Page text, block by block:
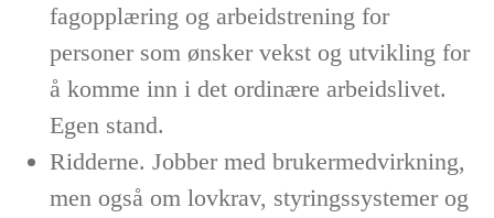
fagopplæring og arbeidstrening for
personer som ønsker vekst og utvikling for
å komme inn i det ordinære arbeidslivet.
Egen stand.
Ridderne. Jobber med brukermedvirkning,
men også om lovkrav, styringssystemer og